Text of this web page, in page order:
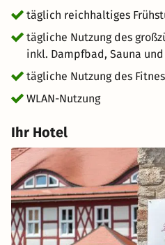
weg.de wünscht Ihnen einen
schönen Ilsenburg (Harz).
täglich reichhaltiges
tägliche Nutzung des
inkl. Dampfbad, Sauna
tägliche Nutzung des
WLAN-Nutzung
Ihr Hotel